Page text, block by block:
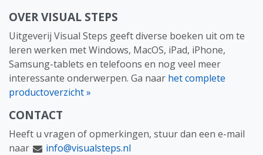
OVER VISUAL STEPS
Uitgeverij Visual Steps geeft diverse boeken uit om te
leren werken met Windows, MacOS, iPad, iPhone,
Samsung-tablets en telefoons en nog veel meer
interessante onderwerpen. Ga naar het complete
productoverzicht »
CONTACT
Heeft u vragen of opmerkingen, stuur dan een e-mail
naar
info@visualsteps.nl